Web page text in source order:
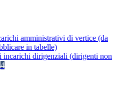
amministrativi di vertice (da
in tabelle)
incarichi dirigenziali (dirigenti non
4